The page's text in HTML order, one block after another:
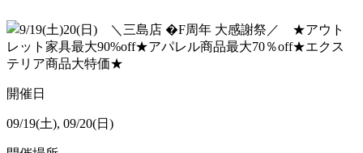
開催日
09/19(土), 09/20(日)